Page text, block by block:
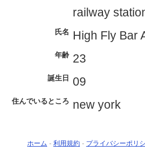
railway
氏名 High Fly Bar
年齢 23
誕生日 09
住んでいるところ new york
ホーム - 利用規約 - プライバシーポリ